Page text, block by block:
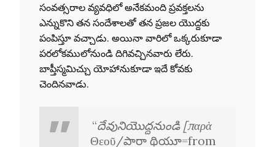
సంవత్సరాల వ్యవధిలో అనేకమంది ప్రవక్తలను
ఎన్నుకొని తన సందేశాలతో తన ప్రజల యొద్దకు
పంపిస్తూ వచ్చాడు. అయినా వారిలో ఒక్కరుకూడా
పరలోకములోనుండి దిగివచ్చినవారు లేరు.
బాప్తీస్మమిచ్చు యోహానుకూడా ఇదే కోవకు
చెందినవాడు.
“దేవునియొద్దనుండి [παρὰ
Θεοῦ/పారా థియూ=from